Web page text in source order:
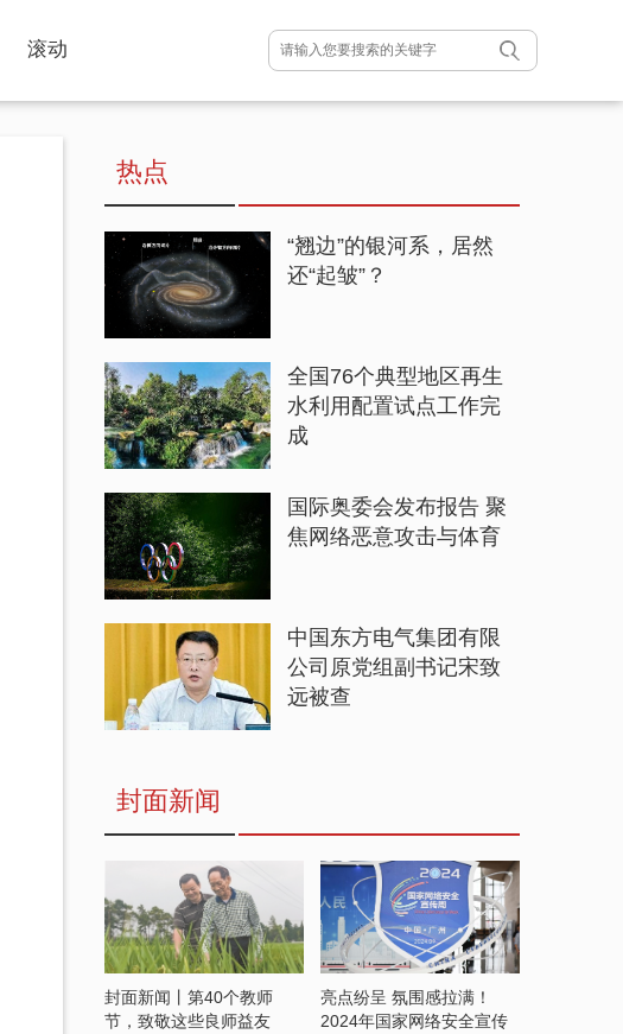
滚动
热点
“翘边”的银河系，居然
还“起皱”？
全国76个典型地区再生
水利用配置试点工作完
成
国际奥委会发布报告 聚
焦网络恶意攻击与体育
中国东方电气集团有限
公司原党组副书记宋致
远被查
封面新闻
封面新闻丨第40个教师
节，致敬这些良师益友
亮点纷呈 氛围感拉满！
2024年国家网络安全宣传